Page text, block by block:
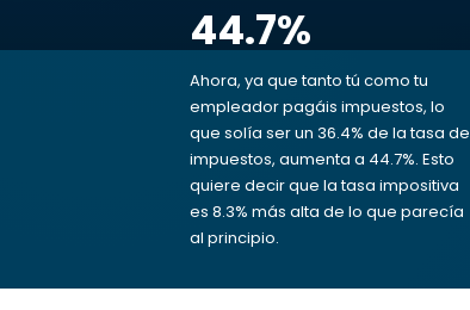
44.7%
Ahora, ya que tanto tú como tu
empleador pagáis impuestos, lo
que solía ser un 36.4% de la tasa de
impuestos, aumenta a 44.7%. Esto
quiere decir que la tasa impositiva
es 8.3% más alta de lo que parecía
al principio.